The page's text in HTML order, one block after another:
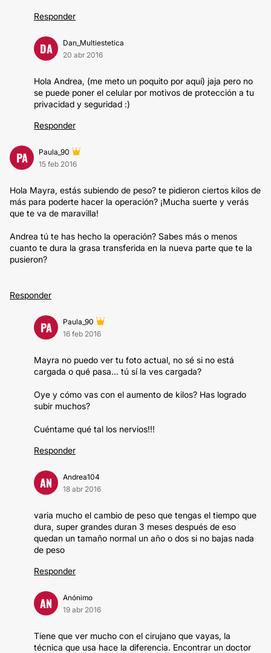
Responder
DA
Dan_Multiestetica
20 abr 2016
Hola Andrea, (me meto un poquito por aquí) jaja pero no
se puede poner el celular por motivos de protección a tu
privacidad y seguridad :)
Responder
PA
Paula_90
15 feb 2016
Hola Mayra, estás subiendo de peso? te pidieron ciertos kilos de
más para poderte hacer la operación? ¡Mucha suerte y verás
que te va de maravilla!
Andrea tú te has hecho la operación? Sabes más o menos
cuanto te dura la grasa transferida en la nueva parte que te la
pusieron?
Responder
PA
Paula_90
16 feb 2016
Mayra no puedo ver tu foto actual, no sé si no está
cargada o qué pasa... tú sí la ves cargada?
Oye y cómo vas con el aumento de kilos? Has logrado
subir muchos?
Cuéntame qué tal los nervios!!!
Responder
AN
Andrea104
18 abr 2016
varia mucho el cambio de peso que tengas el tiempo que
dura, super grandes duran 3 meses después de eso
quedan un tamaño normal un año o dos si no bajas nada
de peso
Responder
AN
Anónimo
19 abr 2016
Tiene que ver mucho con el cirujano que vayas, la
técnica que usa hace la diferencia. Encontrar un doctor